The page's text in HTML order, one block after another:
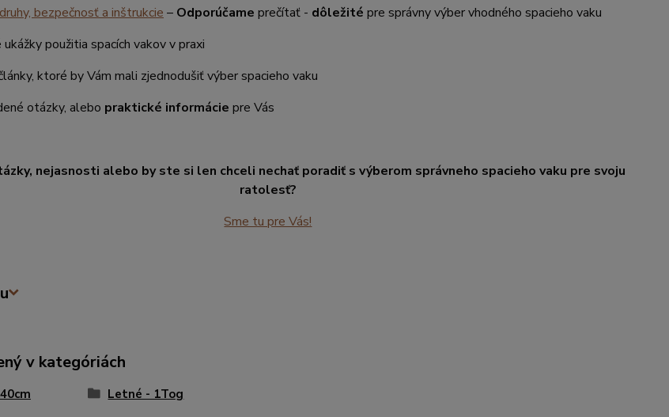
bezpečnosť a inštrukcie – Odporúčame prečítať - dôležité pre správny výber vhodného spacieho vaku
ukážky použitia spacích vakov v praxi
ktoré by Vám mali zjednodušiť výber spacieho vaku
otázky, alebo praktické informácie pre Vás
nejasnosti alebo by ste si len chceli nechať poradiť s výberom správneho spacieho vaku pre svoju
ratolesť?
Sme tu pre Vás!
v kategóriách
Letné - 1Tog